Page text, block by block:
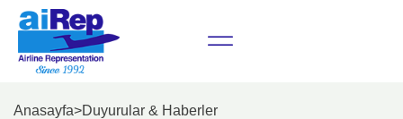
Anasayfa>Duyurular & Haberler